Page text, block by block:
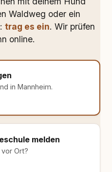
Waldweg oder ein
trag es ein. Wir prüfen
online.
in Mannheim.
melden
Ort?